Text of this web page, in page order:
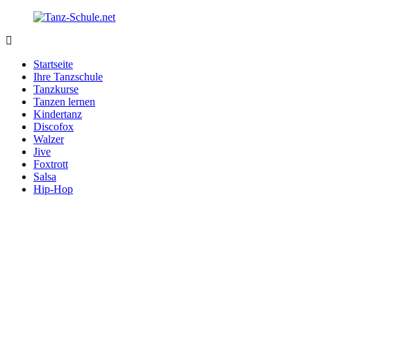
Zurück
Inhalt
Schule.net
Tanzschule
Internet
Startseite
Ihre Tanzschule
Tanzkurse
Tanzen lernen
Kindertanz
Discofox
Walzer
Jive
Foxtrott
Salsa
Hip-Hop